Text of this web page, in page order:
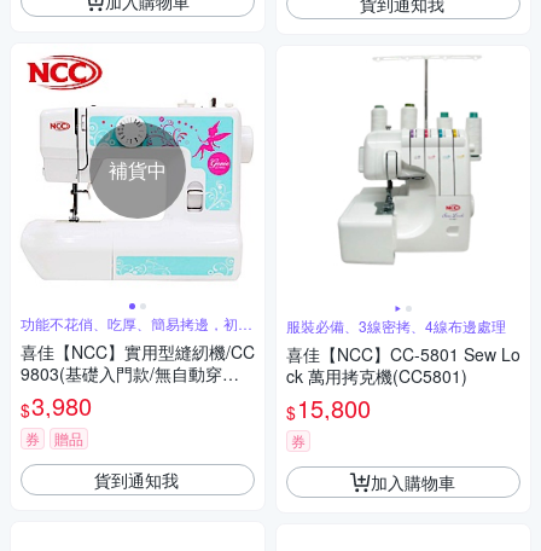
補貨中
功能不花俏、吃厚、簡易拷邊，初學
者適用款
喜佳【NCC】實用型縫紉機/CC
9803(基礎入門款/無自動穿線
裝置)
$3,980
券 贈品
貨到通知我
服裝必備、3線密拷、4線布邊處理
喜佳【NCC】CC-5801 Sew Lo
ck 萬用拷克機(CC5801)
$15,800
券
加入購物車